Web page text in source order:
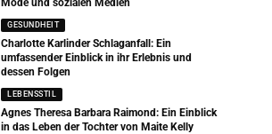
GESUNDHEIT
Charlotte Karlinder Schlaganfall: Ein
umfassender Einblick in ihr Erlebnis und
dessen Folgen
LEBENSSTIL
Agnes Theresa Barbara Raimond: Ein Einblick
in das Leben der Tochter von Maite Kelly